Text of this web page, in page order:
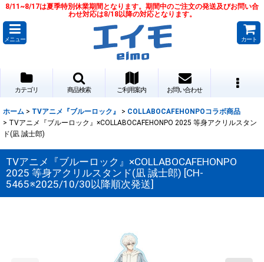
8/11~8/17は夏季特別休業期間となります。期間中のご注文の発送及びお問い合
わせ対応は8/18以降の対応となります。
メニュー カート
カテゴリ 商品検索 ご利用案内 お問い合わせ
ホーム > TVアニメ『ブルーロック』 > COLLABOCAFEHONPOコラボ商品
> TVアニメ『ブルーロック』×COLLABOCAFEHONPO 2025 等身アクリルスタン
ド(凪 誠士郎)
TVアニメ『ブルーロック』×COLLABOCAFEHONPO
2025 等身アクリルスタンド(凪 誠士郎) [CH-
5465※2025/10/30以降順次発送]